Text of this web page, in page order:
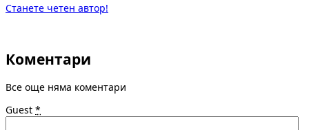
Станете четен автор!
Коментари
Все още няма коментари
Guest *